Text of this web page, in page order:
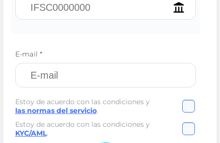
E-mail *
Estoy de acuerdo con las condiciones y
las normas del servicio.
Estoy de acuerdo con las condiciones y
KYC/AML.